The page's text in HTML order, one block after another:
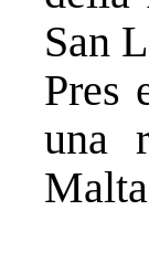
San
Pres
una